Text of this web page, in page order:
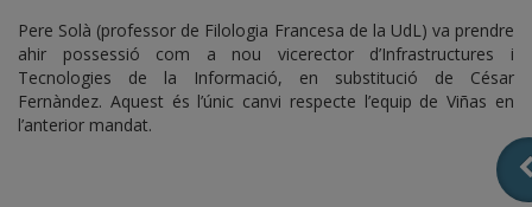
Pere Solà (professor de Filologia Francesa de la UdL) va prendre
ahir possessió com a nou vicerector d’Infrastructures i
Tecnologies de la Informació, en substitució de César
Fernàndez. Aquest és l’únic canvi respecte l’equip de Viñas en
l’anterior mandat.